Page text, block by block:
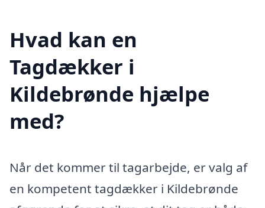
Hvad kan en
Tagdækker i
Kildebrønde hjælpe
med?
Når det kommer til tagarbejde, er valg af
en kompetent tagdækker i Kildebrønde